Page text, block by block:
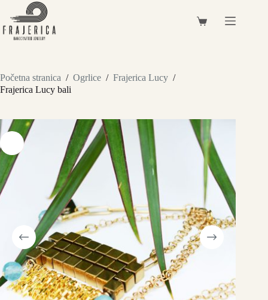
Preskoči
sadržaj
Košarica
Početna stranica / Ogrlice / Frajerica Lucy /
Frajerica Lucy bali